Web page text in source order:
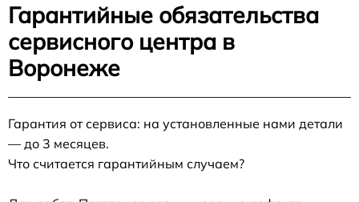
Гарантийные обязательства
сервисного центра в
Воронеже
Гарантия от сервиса: на установленные нами детали
— до 3 месяцев.
Что считается гарантийным случаем?